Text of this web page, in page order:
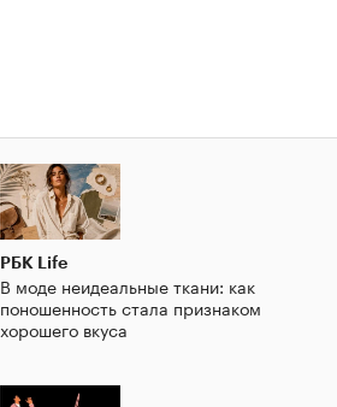
РБК Life
В моде неидеальные ткани: как
поношенность стала признаком
хорошего вкуса